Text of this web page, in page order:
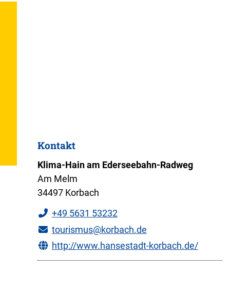
Kontakt
Klima-Hain am Ederseebahn-Radweg
Am Melm
34497 Korbach
+49 5631 53232
tourismus@korbach.de
http://www.hansestadt-korbach.de/